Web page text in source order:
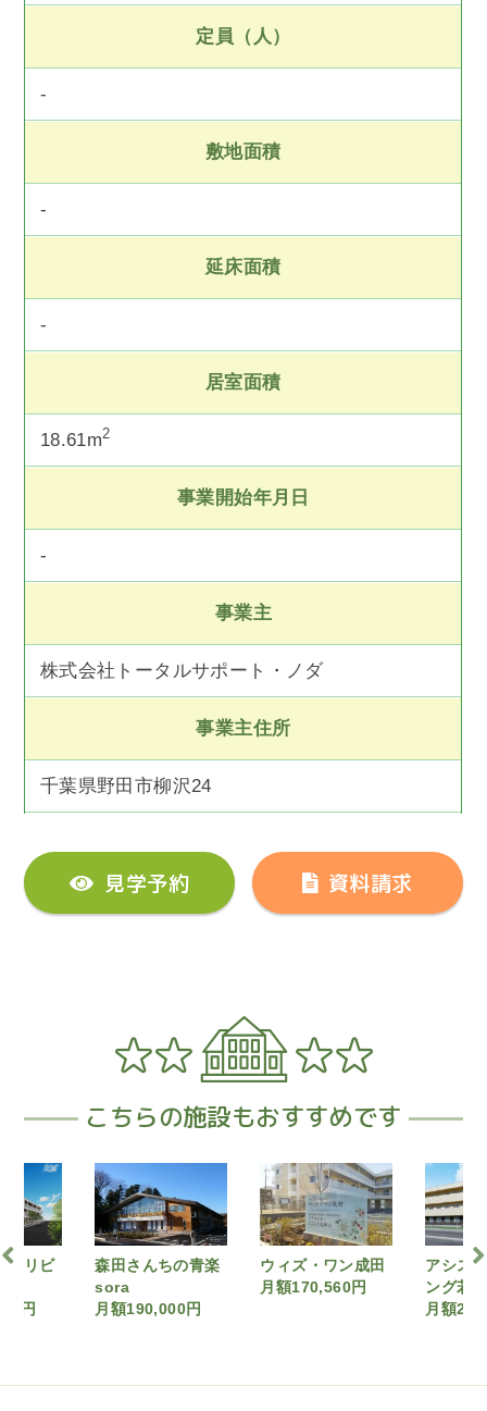
定員（人）
-
敷地面積
-
延床面積
-
居室面積
18.61m2
事業開始年月日
-
事業主
株式会社トータルサポート・ノダ
事業主住所
千葉県野田市柳沢24
見学予約 資料請求
こちらの施設もおすすめです
の青楽
円
ウィズ・ワン成田
月額170,560円
アシステッドリビ
ング若葉
森田さ
月額